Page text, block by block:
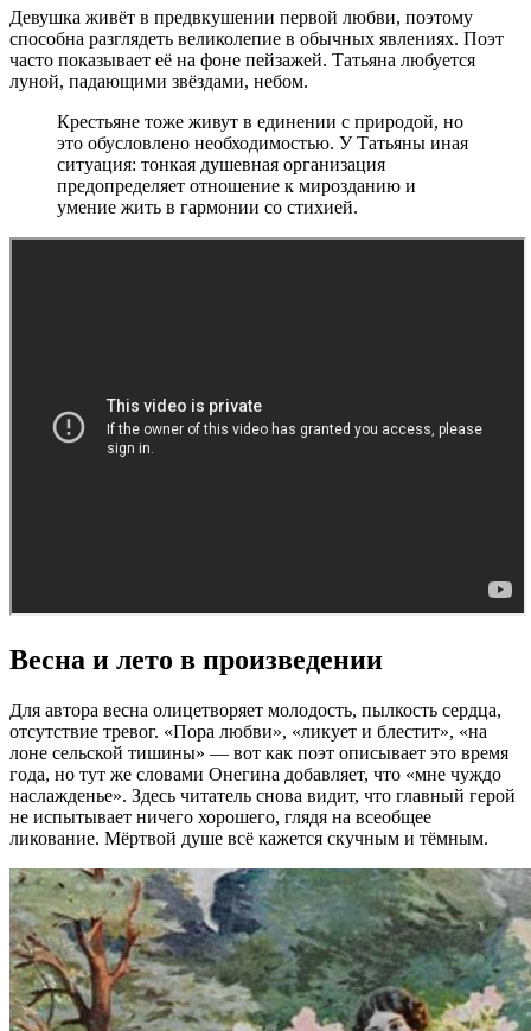
Девушка живёт в предвкушении первой любви, поэтому
способна разглядеть великолепие в обычных явлениях. Поэт
часто показывает её на фоне пейзажей. Татьяна любуется
луной, падающими звёздами, небом.
Крестьяне тоже живут в единении с природой, но
это обусловлено необходимостью. У Татьяны иная
ситуация: тонкая душевная организация
предопределяет отношение к мирозданию и
умение жить в гармонии со стихией.
Весна и лето в произведении
Для автора весна олицетворяет молодость, пылкость сердца,
отсутствие тревог. «Пора любви», «ликует и блестит», «на
лоне сельской тишины» — вот как поэт описывает это время
года, но тут же словами Онегина добавляет, что «мне чуждо
наслажденье». Здесь читатель снова видит, что главный герой
не испытывает ничего хорошего, глядя на всеобщее
ликование. Мёртвой душе всё кажется скучным и тёмным.